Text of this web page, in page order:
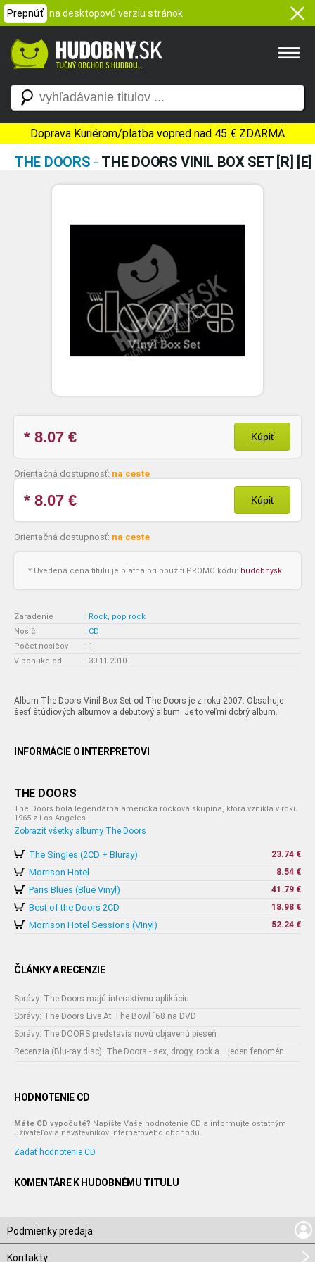
Prepnúť na desktopovú verziu stránok
Doprava Kuriérom/platba vopred nad 45 € ZDARMA
THE DOORS - THE DOORS VINIL BOX SET [R] [E]
* 8.07 € Kúpiť
Orientačná dostupnosť: na ceste
* 8.07 € Kúpiť
Orientačná dostupnosť: na ceste
* Uvedená cena titulu je platná pri použití PROMO kódu: hudobnysk
Zaradenie : Rock, pop rock
Nosič
: CD
Počet nosičov
: 1
V ponuke od
: 30.11.2010
Album The Doors Vinil Box Set od The Doors je z roku 2007. Obsahuje
šesť štúdiových albumov a debutový album. Je to veľmi dobrý album.
INFORMÁCIE O INTERPRETOVI
THE DOORS
The Doors bola legendárna americká rocková skupina, ktorá vznikla v roku
1965 z Los Angeles.
Zobraziť všetky albumy The Doors
The Singles (2CD + Bluray) 23.74 €
Morrison Hotel 8.54 €
Paris Blues (Blue Vinyl) 41.79 €
Best of the Doors 2CD 18.98 €
Morrison Hotel Sessions (Vinyl) 52.24 €
ČLÁNKY A RECENZIE
Správy: The Doors majú interaktívnu aplikáciu
Správy: The Doors Live At The Bowl ´68 na DVD
Správy: The DOORS predstavia novú objavenú pieseň
Recenzia (Blu-ray disc): The Doors - sex, drogy, rock a... jeden fenomén
HODNOTENIE CD
Máte CD vypočuté? Napíšte Vaše hodnotenie CD a informujte ostatným
užívateľov a návštevníkov internetového obchodu.
Zadať hodnotenie CD
KOMENTÁRE K HUDOBNÉMU TITULU
Podmienky predaja
Kontakty